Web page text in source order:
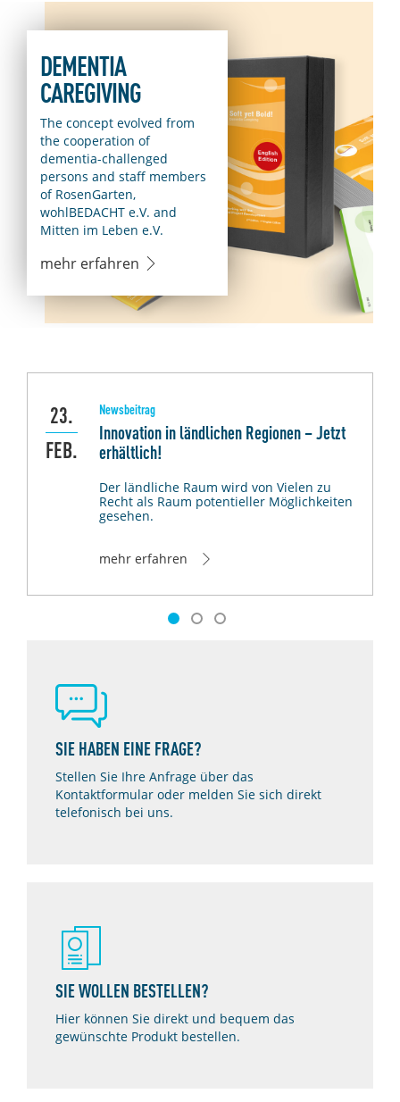
DEMENTIA
CAREGIVING
The concept evolved from
the cooperation of
dementia-challenged
persons and staff members
of RosenGarten,
wohlBEDACHT e.V. and
Mitten im Leben e.V.
mehr erfahren
23.
FEB.
Newsbeitrag
Innovation in ländlichen Regionen – Jetzt
erhältlich!
Der ländliche Raum wird von Vielen zu
Recht als Raum potentieller Möglichkeiten
gesehen.
mehr erfahren
SIE HABEN EINE FRAGE?
Stellen Sie Ihre Anfrage über das
Kontaktformular oder melden Sie sich direkt
telefonisch bei uns.
SIE WOLLEN BESTELLEN?
Hier können Sie direkt und bequem das
gewünschte Produkt bestellen.